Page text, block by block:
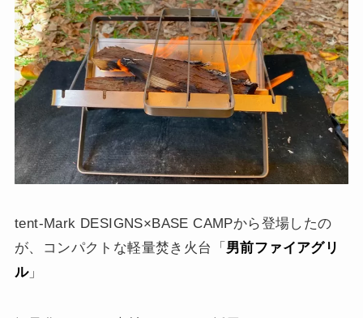
tent-Mark DESIGNS×BASE CAMPから登場したの
が、コンパクトな軽量焚き火台「 男前ファイアグリ
ル」